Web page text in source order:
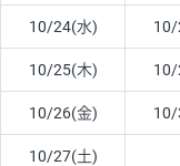
10/24(水) 10/
10/25(木) 10/
10/26(金) 10/
10/27(土)